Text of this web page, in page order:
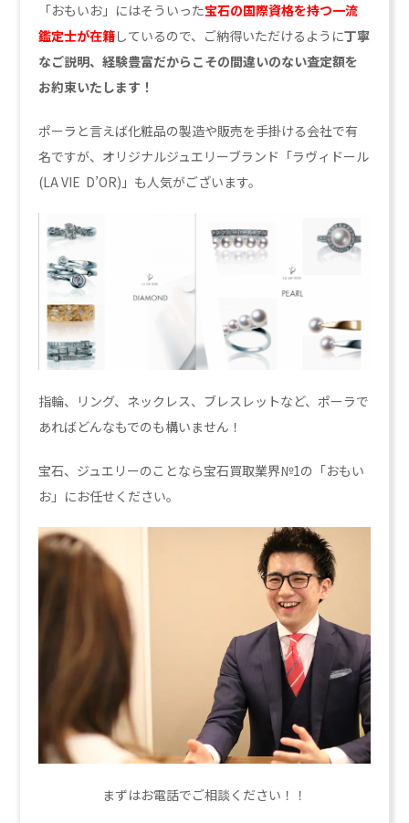
「おもいお」にはそういった宝石の国際資格を持つ一流
鑑定士が在籍しているので、ご納得いただけるように丁寧
なご説明、経験豊富だからこその間違いのない査定額を
お約束いたします！
ポーラと言えば化粧品の製造や販売を手掛ける会社で有
名ですが、オリジナルジュエリーブランド「ラヴィドール
(LA VIE D’OR)」も人気がございます。
指輪、リング、ネックレス、ブレスレットなど、ポーラで
あればどんなもでのも構いません！
宝石、ジュエリーのことなら宝石買取業界№1の「おもい
お」にお任せください。
まずはお電話でご相談ください！！